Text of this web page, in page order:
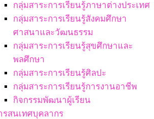
กลุ่มสาระการเรียนรู้ภาษาต่างประเทศ
กลุ่มสาระการเรียนรู้สังคมศึกษา
ศาสนาและวัฒนธรรม
กลุ่มสาระการเรียนรู้สุขศึกษาและ
พลศึกษา
กลุ่มสาระการเรียนรู้ศิลปะ
กลุ่มสาระการเรียนรู้การงานอาชีพ
กิจกรรมพัฒนาผู้เรียน
รสนเทศบุคลากร